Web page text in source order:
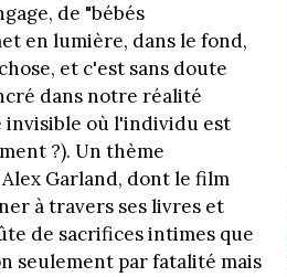
de "bébés
en lumière, dans le fond,
et c'est sans doute
dans notre réalité
invisible où l'individu est
?). Un thème
Garland, dont le film
à travers ses livres et
de sacrifices intimes que
seulement par fatalité mais